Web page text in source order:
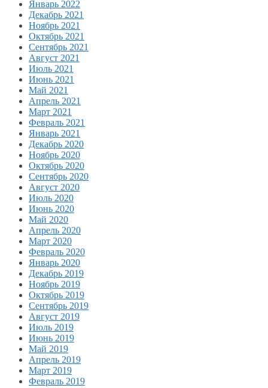
Январь 2022
Декабрь 2021
Ноябрь 2021
Октябрь 2021
Сентябрь 2021
Август 2021
Июль 2021
Июнь 2021
Май 2021
Апрель 2021
Март 2021
Февраль 2021
Январь 2021
Декабрь 2020
Ноябрь 2020
Октябрь 2020
Сентябрь 2020
Август 2020
Июль 2020
Июнь 2020
Май 2020
Апрель 2020
Март 2020
Февраль 2020
Январь 2020
Декабрь 2019
Ноябрь 2019
Октябрь 2019
Сентябрь 2019
Август 2019
Июль 2019
Июнь 2019
Май 2019
Апрель 2019
Март 2019
Февраль 2019